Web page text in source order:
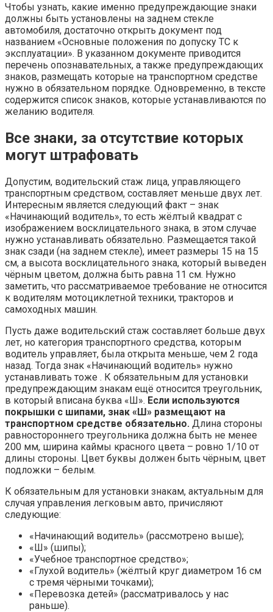
Чтобы узнать, какие именно предупреждающие знаки
должны быть установлены на заднем стекле
автомобиля, достаточно открыть документ под
названием «Основные положения по допуску ТС к
эксплуатации». В указанном документе приводится
перечень опознавательных, а также предупреждающих
знаков, размещать которые на транспортном средстве
нужно в обязательном порядке. Одновременно, в тексте
содержится список знаков, которые устанавливаются по
желанию водителя.
Все знаки, за отсутствие которых
могут штрафовать
Допустим, водительский стаж лица, управляющего
транспортным средством, составляет меньше двух лет.
Интересным является следующий факт – знак
«Начинающий водитель», то есть жёлтый квадрат с
изображением восклицательного знака, в этом случае
нужно устанавливать обязательно. Размещается такой
знак сзади (на заднем стекле), имеет размеры 15 на 15
см, а высота восклицательного знака, который выведен
чёрным цветом, должна быть равна 11 см. Нужно
заметить, что рассматриваемое требование не относится
к водителям мотоциклетной техники, тракторов и
самоходных машин.
Пусть даже водительский стаж составляет больше двух
лет, но категория транспортного средства, которым
водитель управляет, была открыта меньше, чем 2 года
назад. Тогда знак «Начинающий водитель» нужно
устанавливать тоже . К обязательным для установки
предупреждающим знакам ещё относится треугольник,
в который вписана буква «Ш». Если используются
покрышки с шипами, знак «Ш» размещают на
транспортном средстве обязательно. Длина стороны
равностороннего треугольника должна быть не менее
200 мм, ширина каймы красного цвета – ровно 1/10 от
длины стороны. Цвет буквы должен быть чёрным, цвет
подложки – белым.
К обязательным для установки знакам, актуальным для
случая управления легковым авто, причисляют
следующие:
«Начинающий водитель» (рассмотрено выше);
«Ш» (шипы);
«Учебное транспортное средство»;
«Глухой водитель» (жёлтый круг диаметром 16 см
с тремя чёрными точками);
«Перевозка детей» (рассматривалось у нас
раньше).